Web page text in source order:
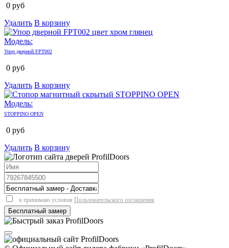
0 руб
Удалить В корзину
Модель:
Упор дверной FPT002
0 руб
Удалить В корзину
Модель:
STOPPINO OPEN
0 руб
Удалить В корзину
я принимаю условия Пользовательского соглашения